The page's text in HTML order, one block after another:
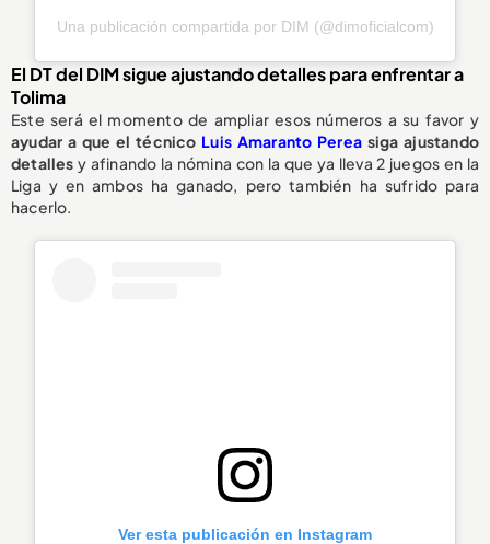
Una publicación compartida por DIM (@dimoficialcom)
El DT del DIM sigue ajustando detalles para enfrentar a
Tolima
Este será el momento de ampliar esos números a su favor y
ayudar a que el técnico Luis Amaranto Perea siga ajustando
detalles y afinando la nómina con la que ya lleva 2 juegos en la
Liga y en ambos ha ganado, pero también ha sufrido para
hacerlo.
Ver esta publicación en Instagram